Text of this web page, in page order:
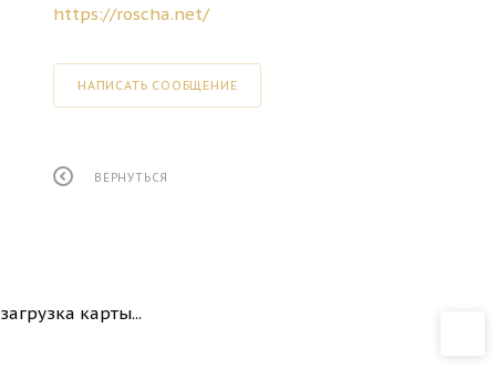
https://roscha.net/
НАПИСАТЬ СООБЩЕНИЕ
ВЕРНУТЬСЯ
загрузка карты...